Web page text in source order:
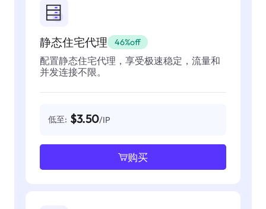
静态住宅代理 46%off
配置静态住宅代理，享受极速稳定，流量和
并发连接不限。
低至: $3.50/IP
购买